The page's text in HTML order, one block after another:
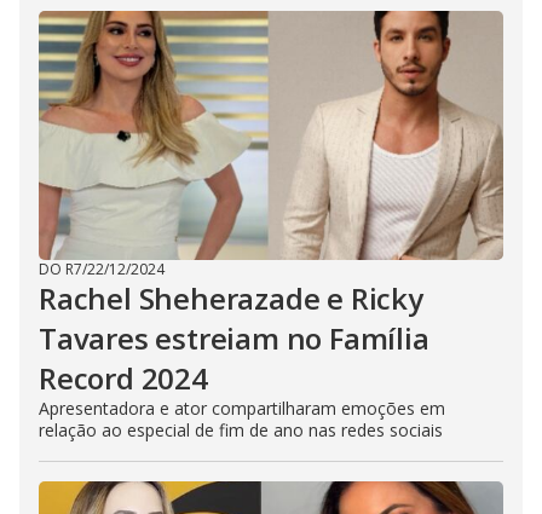
DO R7/22/12/2024
Rachel Sheherazade e Ricky
Tavares estreiam no Família
Record 2024
Apresentadora e ator compartilharam emoções em
relação ao especial de fim de ano nas redes sociais